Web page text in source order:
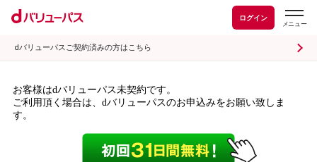
ログイン
dバリューパスご契約済みの方はこちら
お客様はdバリューパス未契約です。
ご利用頂く場合は、dバリューパスのお申込みをお願い致しま
す。